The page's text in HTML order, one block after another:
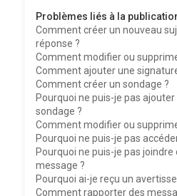
Problèmes liés à la
Comment créer un nouveau
réponse ?
Comment modifier ou
Comment ajouter une
Comment créer un sondage ?
Pourquoi ne puis-je pas ajouter
sondage ?
Comment modifier ou
Pourquoi ne puis-je pas
Pourquoi ne puis-je pas
message ?
Pourquoi ai-je reçu un
Comment rapporter des